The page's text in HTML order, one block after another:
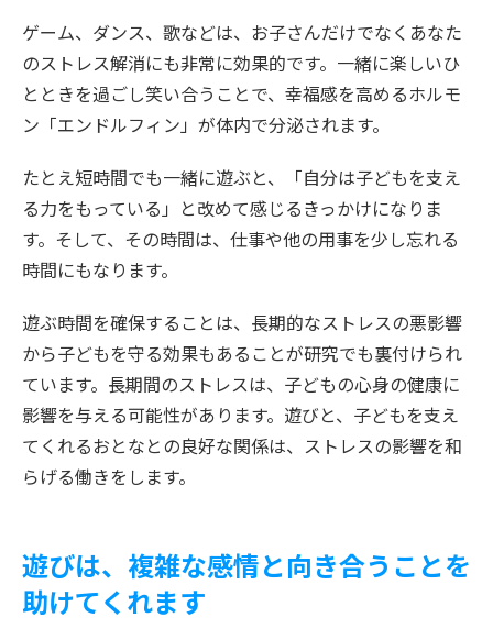
ゲーム、ダンス、歌などは、お子さんだけでなくあなた
のストレス解消にも非常に効果的です。一緒に楽しいひ
とときを過ごし笑い合うことで、幸福感を高めるホルモ
ン「エンドルフィン」が体内で分泌されます。
たとえ短時間でも一緒に遊ぶと、「自分は子どもを支え
る力をもっている」と改めて感じるきっかけになりま
す。そして、その時間は、仕事や他の用事を少し忘れる
時間にもなります。
遊ぶ時間を確保することは、長期的なストレスの悪影響
から子どもを守る効果もあることが研究でも裏付けられ
ています。長期間のストレスは、子どもの心身の健康に
影響を与える可能性があります。遊びと、子どもを支え
てくれるおとなとの良好な関係は、ストレスの影響を和
らげる働きをします。
遊びは、複雑な感情と向き合うことを
助けてくれます